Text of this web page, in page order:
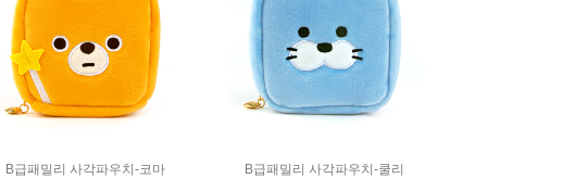
B급패밀리 사각파우치-코마
B급패밀리 사각파우치-쿨리